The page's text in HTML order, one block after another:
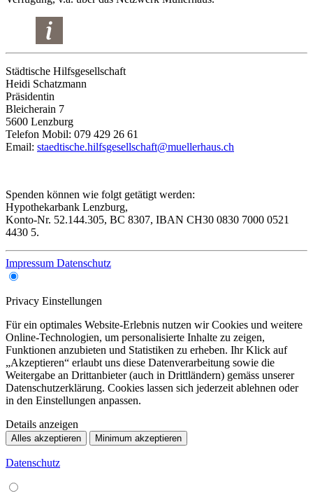
Städtische Hilfsgesellschaft
Heidi Schatzmann
Präsidentin
Bleicherain 7
5600 Lenzburg
Telefon Mobil: 079 429 26 61
Email: staedtische.hilfsgesellschaft@muellerhaus.ch
Spenden können wie folgt getätigt werden:
Hypothekarbank Lenzburg,
Konto-Nr. 52.144.305, BC 8307, IBAN CH30 0830 7000 0521
4430 5.
Impressum Datenschutz
Privacy Einstellungen
Für ein optimales Website-Erlebnis nutzen wir Cookies und weitere
Online-Technologien, um personalisierte Inhalte zu zeigen,
Funktionen anzubieten und Statistiken zu erheben. Ihr Klick auf
„Akzeptieren“ erlaubt uns diese Datenverarbeitung sowie die
Weitergabe an Drittanbieter (auch in Drittländern) gemäss unserer
Datenschutzerklärung. Cookies lassen sich jederzeit ablehnen oder
in den Einstellungen anpassen.
Details anzeigen
Alles akzeptieren Minimum akzeptieren
Datenschutz